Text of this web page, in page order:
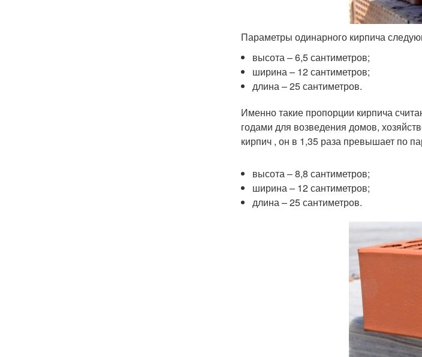
Параметры одинарного кирпича
высота – 6,5 сантиметров;
ширина – 12 сантиметров;
длина – 25 сантиметров.
Именно такие пропорции кирпича
годами для возведения домов,
кирпич , он в 1,35 раза превышает по
высота – 8,8 сантиметров;
ширина – 12 сантиметров;
длина – 25 сантиметров.